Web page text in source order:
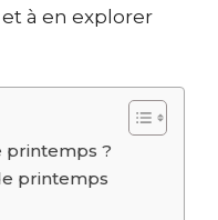
à en explorer
printemps ?
printemps